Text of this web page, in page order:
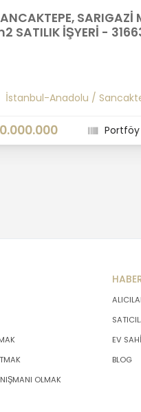
SARIGAZİ
SATILIK İŞYERİ -
İstanbul-Anadolu /
Portföy
OLMAK
EV
BLOG